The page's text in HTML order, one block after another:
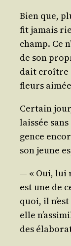
Bien que,
fit jamais
champ. Ce
de son
dait croître
fleurs
Cer­tain
lais­sée
gence
son jeune
— « Oui, lui
est une de
quoi, il
elle
des